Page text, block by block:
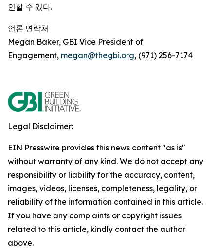
인할 수 있다.
언론 연락처
Megan Baker, GBI Vice President of
Engagement, megan@thegbi.org, (971) 256-7174
Legal Disclaimer:
EIN Presswire provides this news content "as is"
without warranty of any kind. We do not accept any
responsibility or liability for the accuracy, content,
images, videos, licenses, completeness, legality, or
reliability of the information contained in this article.
If you have any complaints or copyright issues
related to this article, kindly contact the author
above.